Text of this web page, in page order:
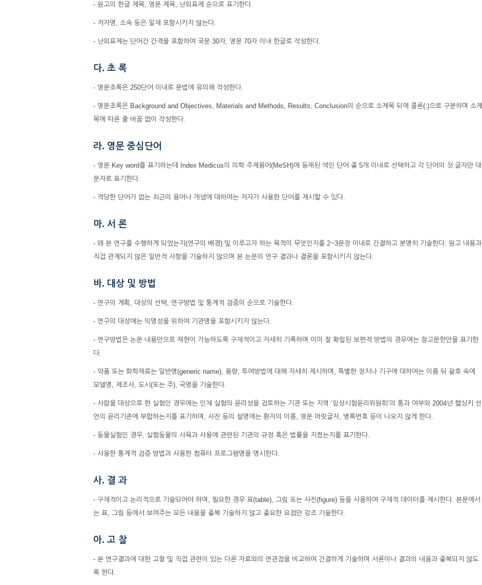
- 원고의 한글 제목, 영문 제목, 난외표제 순으로 표기한다.
- 저자명, 소속 등은 일체 포함시키지 않는다.
- 난외표제는 단어간 간격을 포함하여 국문 30자, 영문 70자 이내 한글로 작성한다.
다. 초 록
- 영문초록은 250단어 이내로 문법에 유의해 작성한다.
- 영문초록은 Background and Objectives, Materials and Methods, Results, Conclusion의 순으로 소제목 뒤에 콜론(:)으로 구분하며 소제
목에 따른 줄 바꿈 없이 작성한다.
라. 영문 중심단어
- 영문 Key word를 표기하는데 Index Medicus의 의학 주제용어(MeSH)에 등재된 색인 단어 중 5개 이내로 선택하고 각 단어의 첫 글자만 대
문자로 표기한다.
- 적당한 단어가 없는 최근의 용어나 개념에 대하여는 저자가 사용한 단어를 제시할 수 있다.
마. 서 론
- 왜 본 연구를 수행하게 되었는지(연구의 배경) 및 이루고자 하는 목적이 무엇인지를 2~3문장 이내로 간결하고 분명히 기술한다. 원고 내용과
직접 관계되지 않은 일반적 사항을 기술하지 않으며 본 논문의 연구 결과나 결론을 포함시키지 않는다.
바. 대상 및 방법
- 연구의 계획, 대상의 선택, 연구방법 및 통계적 검증의 순으로 기술한다.
- 연구의 대상에는 익명성을 위하여 기관명을 포함시키지 않는다.
- 연구방법은 논문 내용만으로 재현이 가능하도록 구체적이고 자세히 기록하며 이미 잘 확립된 보편적 방법의 경우에는 참고문헌만을 표기한
다.
- 약품 또는 화학재료는 일반명(generic name), 용량, 투여방법에 대해 자세히 제시하며, 특별한 장치나 기구에 대하여는 이름 뒤 괄호 속에
모델명, 제조사, 도시(또는 주), 국명을 기술한다.
- 사람을 대상으로 한 실험인 경우에는 인체 실험의 윤리성을 검토하는 기관 또는 지역 ‘임상시험윤리위원회’의 통과 여부와 2004년 헬싱키 선
언의 윤리기준에 부합하는지를 표기하며, 사진 등의 설명에는 환자의 이름, 영문 머릿글자, 병록번호 등이 나오지 않게 한다.
- 동물실험인 경우, 실험동물의 사육과 사용에 관련된 기관의 규정 혹은 법률을 지켰는지를 표기한다.
- 사용한 통계적 검증 방법과 사용한 컴퓨터 프로그램명을 명시한다.
사. 결 과
- 구체적이고 논리적으로 기술되어야 하며, 필요한 경우 표(table), 그림 또는 사진(figure) 등을 사용하여 구체적 데이터를 제시한다. 본문에서
는 표, 그림 등에서 보여주는 모든 내용을 중복 기술하지 않고 중요한 요점만 강조 기술한다.
아. 고 찰
- 본 연구결과에 대한 고찰 및 직접 관련이 있는 다른 자료와의 연관점을 비교하여 간결하게 기술하며 서론이나 결과의 내용과 중복되지 않도
록 한다.